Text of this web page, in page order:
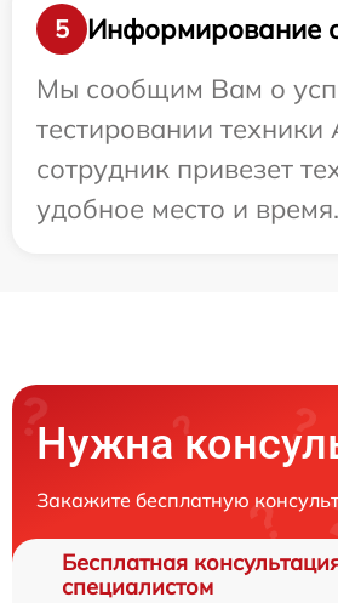
5
Информирование
Мы сообщим Вам о
тестировании
сотрудник привезет
удобное место и время.
Нужна
Закажите бесплатную
Бесплатная
специалистом